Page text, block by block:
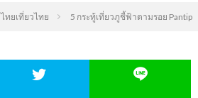
ไทยเที่ยวไทย 5 กระทู้เที่ยวภูชี้ฟ้าตามรอย Pantip